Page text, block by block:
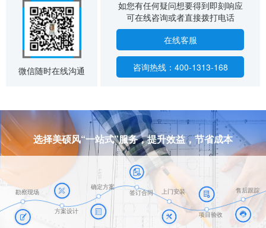
微信随时在线沟通
如您有任何疑问想要得到即刻响应
可在线咨询或者直接拨打电话
在线客服
咨询热线：400-1313-168
选择美硕风“一站式”服务，提升效益，节省成本
勘察现场
方案设计
确定方案
签订合同
上门安装
项目验收
售后跟踪